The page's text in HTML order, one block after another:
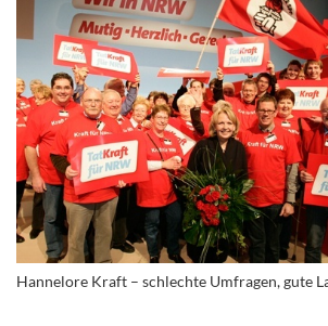
Hannelore Kraft – schlechte Umfragen, gute